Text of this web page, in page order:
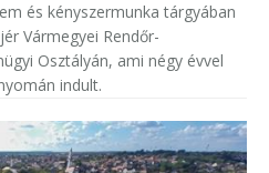
és kényszermunka tárgyában
Vármegyei Rendőr-
Osztályán, ami négy évvel
indult.